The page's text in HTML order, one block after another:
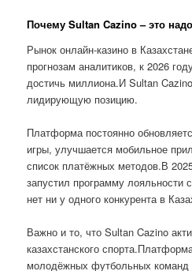
Почему Sultan Cazino – это
Рынок онлайн-казино в
прогнозам аналитиков, к 2026
достичь миллиона.И Sultan
лидирующую позицию.
Платформа постоянно
игры, улучшается мобильное
список платёжных методов.В
запустил программу лояльности
нет ни у одного конкурента в
Важно и то, что Sultan Cazino
казахстанского
молодёжных футбольных команд